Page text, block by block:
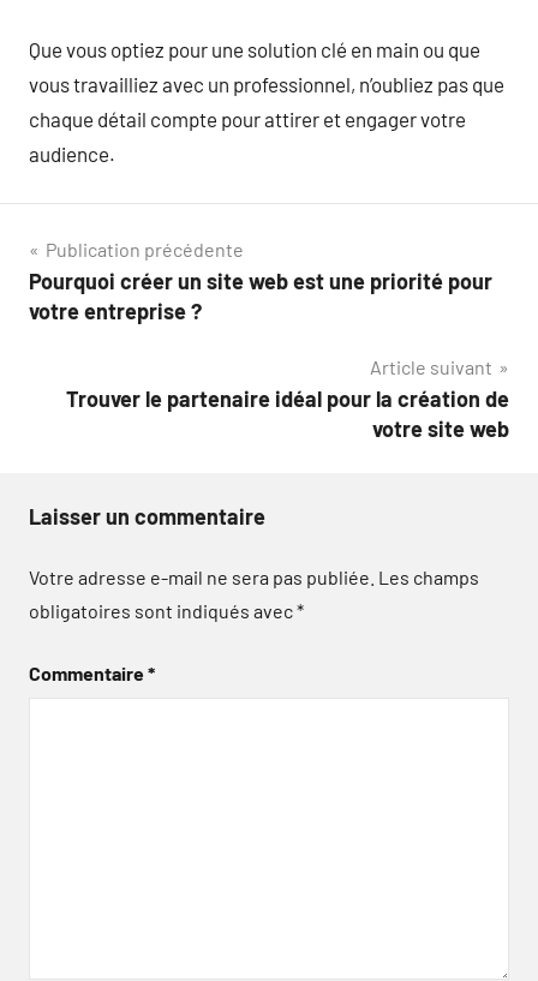
Que vous optiez pour une solution clé en main ou que
vous travailliez avec un professionnel, n’oubliez pas que
chaque détail compte pour attirer et engager votre
audience.
Navigation
de
Publication précédente
Pourquoi créer un site web est une priorité pour
votre entreprise ?
Article suivant
Trouver le partenaire idéal pour la création de
votre site web
Laisser un commentaire
Votre adresse e-mail ne sera pas publiée. Les champs
obligatoires sont indiqués avec*
Commentaire*